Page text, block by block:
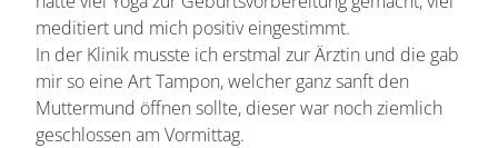
meditiert und mich positiv eingestimmt.
In der Klinik musste ich erstmal zur Ärztin und die gab
mir so eine Art Tampon, welcher ganz sanft den
Muttermund öffnen sollte, dieser war noch ziemlich
geschlossen am Vormittag.